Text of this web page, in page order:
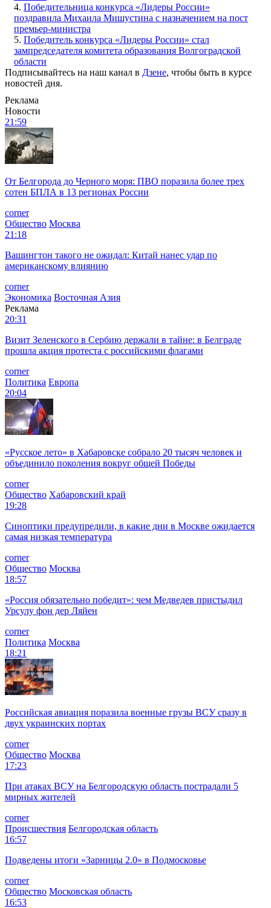
4. Победительница конкурса «Лидеры России»
поздравила Михаила Мишустина с назначением на пост
премьер-министра
5. Победитель конкурса «Лидеры России» стал
зампредседателя комитета образования Волгоградской
области
Подписывайтесь на наш канал в Дзене, чтобы быть в курсе
новостей дня.
Реклама
Новости
21:59
От Белгорода до Черного моря: ПВО поразила более трех
сотен БПЛА в 13 регионах России
corner
Общество Москва
21:18
Вашингтон такого не ожидал: Китай нанес удар по
американскому влиянию
corner
Экономика Восточная Азия
Реклама
20:31
Визит Зеленского в Сербию держали в тайне: в Белграде
прошла акция протеста с российскими флагами
corner
Политика Европа
20:04
«Русское лето» в Хабаровске собрало 20 тысяч человек и
объединило поколения вокруг общей Победы
corner
Общество Хабаровский край
19:28
Синоптики предупредили, в какие дни в Москве ожидается
самая низкая температура
corner
Общество Москва
18:57
«Россия обязательно победит»: чем Медведев пристыдил
Урсулу фон дер Ляйен
corner
Политика Москва
18:21
Российская авиация поразила военные грузы ВСУ сразу в
двух украинских портах
corner
Общество Москва
17:23
При атаках ВСУ на Белгородскую область пострадали 5
мирных жителей
corner
Происшествия Белгородская область
16:57
Подведены итоги «Зарницы 2.0» в Подмосковье
corner
Общество Московская область
16:53